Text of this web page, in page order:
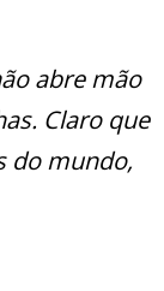
abre mão
Claro que
do mundo,